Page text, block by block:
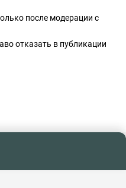
после модерации с
отказать в публикации